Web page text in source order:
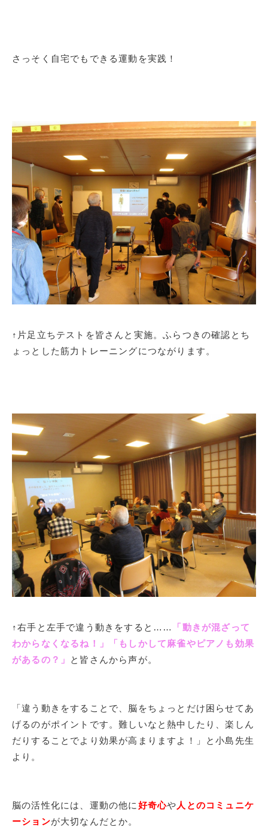
さっそく自宅でもできる運動を実践！
↑片足立ちテストを皆さんと実施。ふらつきの確認とち
ょっとした筋力トレーニングにつながります。
↑右手と左手で違う動きをすると……
「動きが混ざって
わからなくなるね！」「もしかして麻雀やピアノも効果
があるの？」
と皆さんから声が。
「違う動きをすることで、脳をちょっとだけ困らせてあ
げるのがポイントです。難しいなと熱中したり、楽しん
だりすることでより効果が高まりますよ！」と小島先生
より。
脳の活性化には、運動の他に好奇心や人とのコミュニケ
ーションが大切なんだとか。